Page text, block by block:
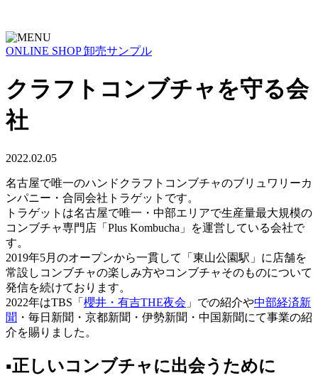
ONLINE SHOP卸売サンプル
クラフトコンブチャを守る会
社
2022.02.05
名古屋で唯一のハンドクラフトコンブチャのブリュワリーカ
ンパニー・合同会社トラゲットです。
トラゲットは名古屋で唯一・中部エリアで生産量最大規模の
コンブチャ専門店「Plus Kombucha」を運営している会社で
す。
2019年5月のオープンから一貫して「東山公園駅」に店舗を
常設しコンブチャの楽しみ方やコンブチャそのものについて
発信を続けております。
2022年はTBS「 櫻井・有吉THE夜会 」での紹介や中部経済新
聞 ・毎日新聞・京都新聞・伊勢新聞・中国新聞にて事業の紹
介を賜りました。
▪️正しいコンブチャに出会うために